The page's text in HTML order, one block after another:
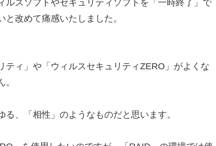
ルスソフトやセキュリティソフトを「一時終了」で
改めて痛感いたしました。
ィ」や「ウィルスセキュリティZERO」がよくな
、「相性」のようなものだと思います。